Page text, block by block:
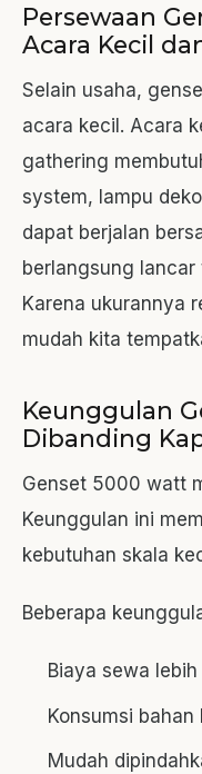
Persewaan
Acara Kecil
Selain usaha,
acara kecil. Acara
gathering
system, lampu
dapat berjalan
berlangsung
Karena ukurannya
mudah kita
Keunggulan
Dibanding
Genset 5000 watt
Keunggulan ini
kebutuhan skala
Beberapa
Biaya sewa
Konsumsi
Mudah